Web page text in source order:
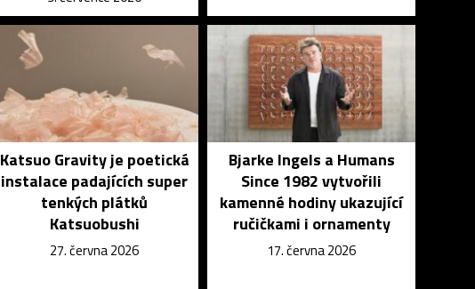
Katsuo Gravity je poetická
instalace padajících super
tenkých plátků
Katsuobushi
27. června 2026
Bjarke Ingels a Humans
Since 1982 vytvořili
kamenné hodiny ukazující
ručičkami i ornamenty
17. června 2026